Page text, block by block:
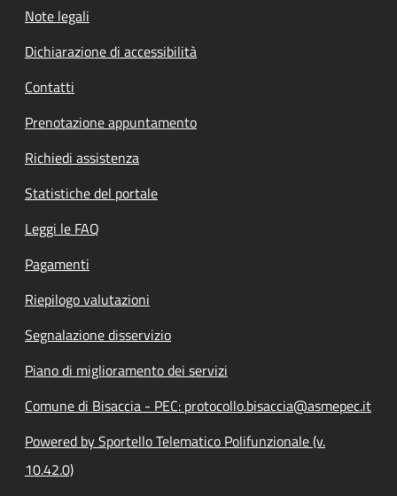
Note legali
Dichiarazione di accessibilità
Contatti
Prenotazione appuntamento
Richiedi assistenza
Statistiche del portale
Leggi le FAQ
Pagamenti
Riepilogo valutazioni
Segnalazione disservizio
Piano di miglioramento dei servizi
Comune di Bisaccia - PEC: protocollo.bisaccia@asmepec.it
Powered by Sportello Telematico Polifunzionale (v.
10.42.0)